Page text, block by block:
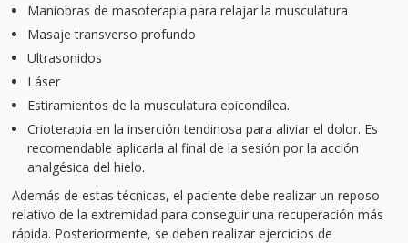
Maniobras de masoterapia para relajar la musculatura
Masaje transverso profundo
Ultrasonidos
Láser
Estiramientos de la musculatura epicondílea.
Crioterapia en la inserción tendinosa para aliviar el dolor. Es
recomendable aplicarla al final de la sesión por la acción
analgésica del hielo.
Además de estas técnicas, el paciente debe realizar un reposo
relativo de la extremidad para conseguir una recuperación más
rápida. Posteriormente, se deben realizar ejercicios de